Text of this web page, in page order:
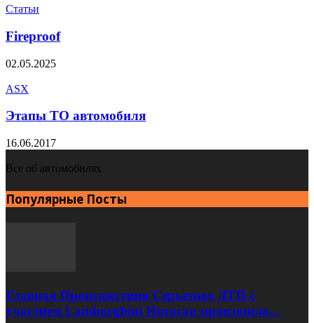
Статьи
Fireproof
02.05.2025
ASX
Этапы ТО автомобиля
16.06.2017
Все об автомобилях
Популярные Посты
Главная Происшествия Серьезное ДТП с
участием Lamborghini Huracan произошло...